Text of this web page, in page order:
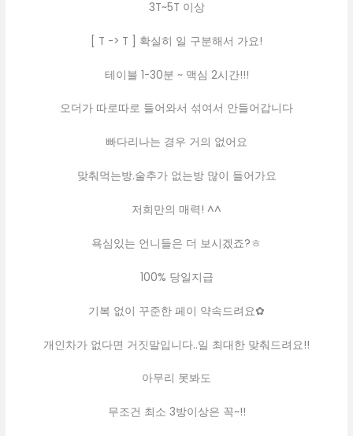
3T~5T 이상
[ T -> T ] 확실히 일 구분해서 가요!
테이블 1-30분 ~ 맥심 2시간!!!
오더가 따로따로 들어와서 섞여서 안들어갑니다
빠다리나는 경우 거의 없어요
맞춰먹는방.술추가 없는방 많이 들어가요
저희만의 매력! ^^
욕심있는 언니들은 더 보시겠죠?ㅎ
100% 당일지급
기복 없이 꾸준한 페이 약속드려요✿
개인차가 없다면 거짓말입니다..일 최대한 맞춰드려요!!
아무리 못봐도
무조건 최소 3방이상은 꼭~!!